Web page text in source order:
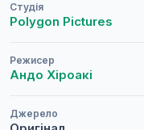
Студія
Polygon Pictures
Режисер
Андо Хіроакі
Джерело